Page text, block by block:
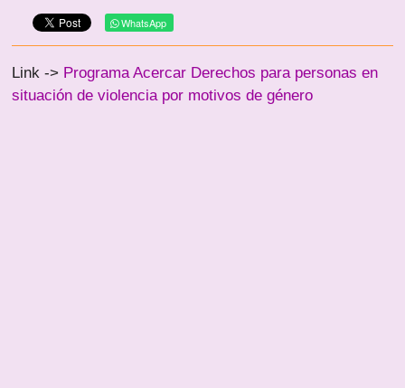
WhatsApp
Link -> Programa Acercar Derechos para personas en
situación de violencia por motivos de género